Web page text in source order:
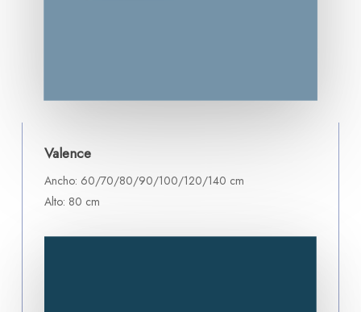
Valence
Ancho: 60/70/80/90/100/120/140 cm
Alto: 80 cm